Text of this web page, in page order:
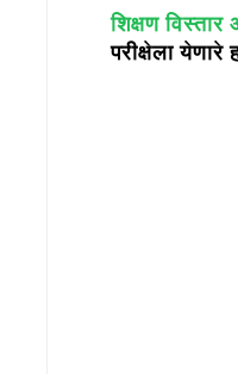
शिक्षण विस्तार
परीक्षेला